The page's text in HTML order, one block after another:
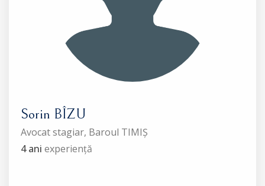
Sorin BÎZU
Avocat stagiar, Baroul TIMIȘ
4 ani experiență